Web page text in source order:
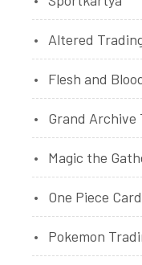
Altered
Flesh and
Grand Archive
Magic the
One Piece
Pokemon